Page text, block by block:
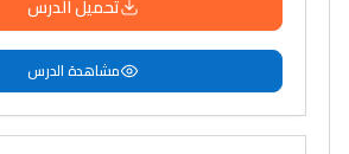
تحميل الدرس
مشاهدة الدرس